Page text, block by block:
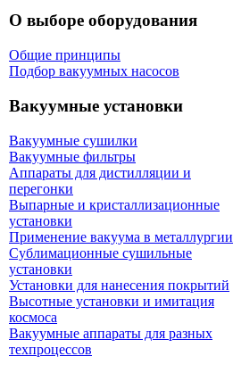
О выборе оборудования
Общие принципы
Подбор вакуумных насосов
Вакуумные установки
Вакуумные сушилки
Вакуумные фильтры
Аппараты для дистилляции и
перегонки
Выпарные и кристаллизационные
установки
Применение вакуума в металлургии
Сублимационные сушильные
установки
Установки для нанесения покрытий
Высотные установки и имитация
космоса
Вакуумные аппараты для разных
техпроцессов